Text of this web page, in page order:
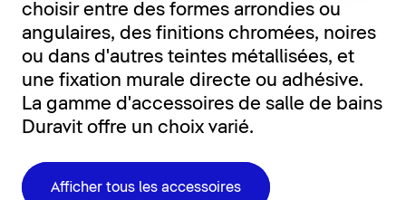
choisir entre des formes arrondies ou
angulaires, des finitions chromées, noires
ou dans d'autres teintes métallisées, et
une fixation murale directe ou adhésive.
La gamme d'accessoires de salle de bains
Duravit offre un choix varié.
Afficher tous les accessoires